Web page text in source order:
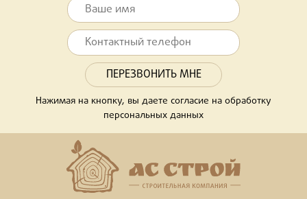
Нажимая на кнопку, вы даете согласие на обработку
персональных данных